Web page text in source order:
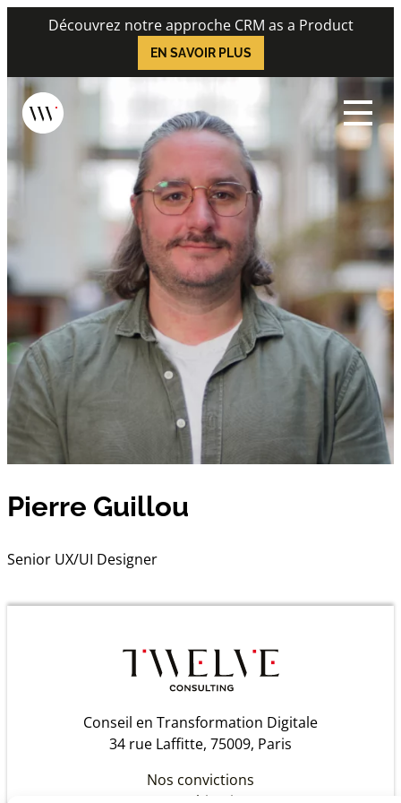
Découvrez notre approche CRM as a Product
EN SAVOIR PLUS
Menu
Pierre Guillou
Senior UX/UI Designer
Conseil en Transformation Digitale
34 rue Laffitte, 75009, Paris
Nos convictions